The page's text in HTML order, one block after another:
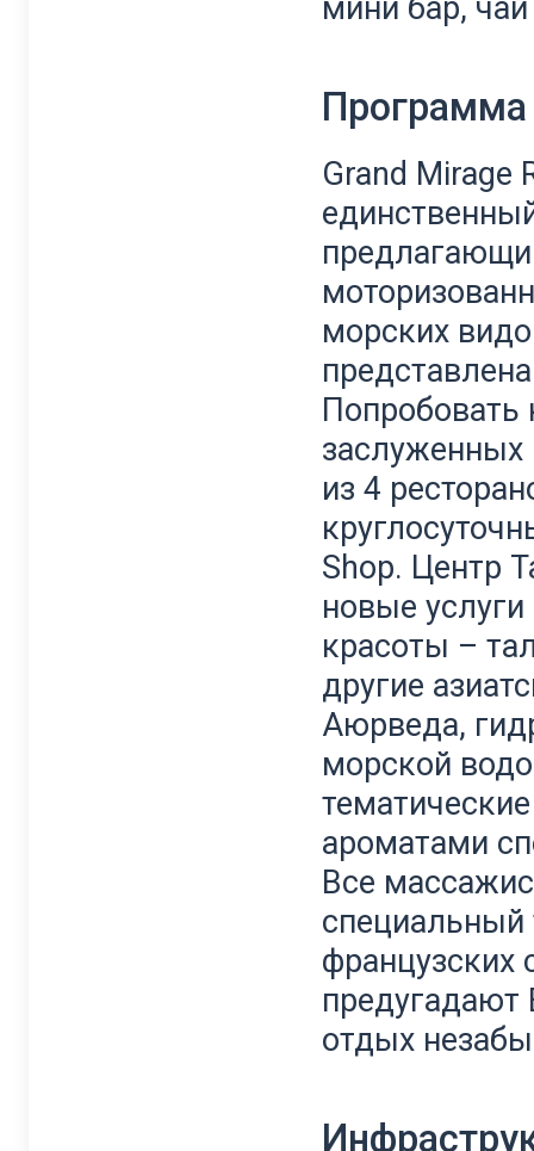
мини бар,
Grand Mirage
морских
из 4
Shop. Центр
новые
красоты –
другие
Аюрведа,
морской
ароматами
Все
специальный
французских
отдых